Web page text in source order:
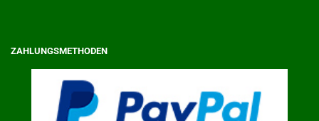
ZAHLUNGSMETHODEN